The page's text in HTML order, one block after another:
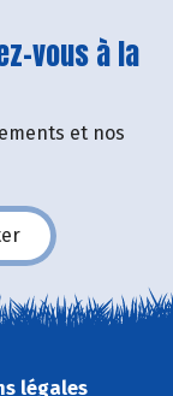
vous à la
et nos
légales